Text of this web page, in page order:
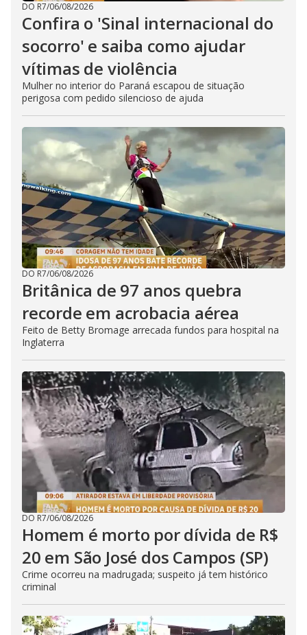
DO R7/06/08/2026
Confira o 'Sinal internacional do
socorro' e saiba como ajudar
vítimas de violência
Mulher no interior do Paraná escapou de situação
perigosa com pedido silencioso de ajuda
DO R7/06/08/2026
Britânica de 97 anos quebra
recorde em acrobacia aérea
Feito de Betty Bromage arrecada fundos para hospital na
Inglaterra
DO R7/06/08/2026
Homem é morto por dívida de R$
20 em São José dos Campos (SP)
Crime ocorreu na madrugada; suspeito já tem histórico
criminal